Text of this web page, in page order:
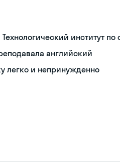
институт
английский
легко и непринужденно